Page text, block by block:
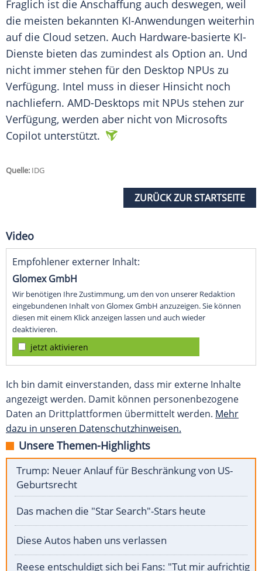
Fraglich ist die Anschaffung auch deswegen, weil
die meisten bekannten KI-Anwendungen weiterhin
auf die Cloud setzen. Auch Hardware-basierte KI-
Dienste bieten das zumindest als Option an. Und
nicht immer stehen für den Desktop NPUs zu
Verfügung. Intel muss in dieser Hinsicht noch
nachliefern. AMD-Desktops mit NPUs stehen zur
Verfügung, werden aber nicht von Microsofts
Copilot unterstützt.
Quelle: IDG
ZURÜCK ZUR STARTSEITE
Video
Empfohlener externer Inhalt:
Glomex GmbH
Wir benötigen Ihre Zustimmung, um den von unserer Redaktion
eingebundenen Inhalt von Glomex GmbH anzuzeigen. Sie können
diesen mit einem Klick anzeigen lassen und auch wieder
deaktivieren.
jetzt aktivieren
Ich bin damit einverstanden, dass mir externe Inhalte
angezeigt werden. Damit können personenbezogene
Daten an Drittplattformen übermittelt werden. Mehr
dazu in unseren Datenschutzhinweisen.
Unsere Themen-Highlights
Trump: Neuer Anlauf für Beschränkung von US-
Geburtsrecht
Das machen die "Star Search"-Stars heute
Diese Autos haben uns verlassen
Reese entschuldigt sich bei Fans: "Tut mir aufrichtig